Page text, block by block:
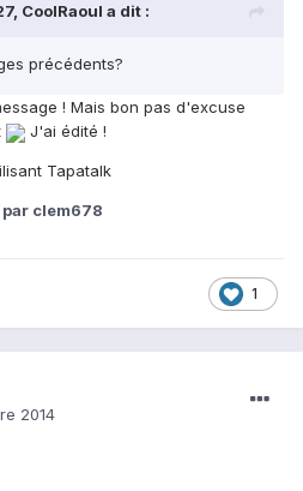
CoolRaoul a dit :
précédents?
! Mais bon pas d'excuse
J'ai édité !
Tapatalk
par clem678
1
2014